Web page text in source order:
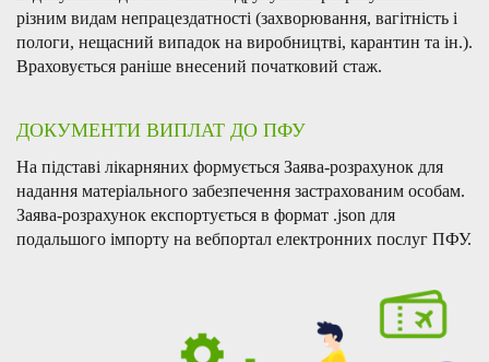
різним видам непрацездатності (захворювання, вагітність і
пологи, нещасний випадок на виробництві, карантин та ін.).
Враховується раніше внесений початковий стаж.
ДОКУМЕНТИ ВИПЛАТ ДО ПФУ
На підставі лікарняних формується Заява-розрахунок для
надання матеріального забезпечення застрахованим особам.
Заява-розрахунок експортується в формат .json для
подальшого імпорту на вебпортал електронних послуг ПФУ.